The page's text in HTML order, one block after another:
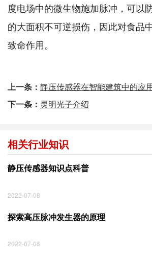
度电场中的微生物施加脉冲，可以
的大面积不可逆损伤，因此对食品
致命作用。
上一条： 静压传感器在智能建筑中的应
下一条： 灵明光子介绍
相关行业知识
静压传感器知识点科普
2022-07-08
探索高压脉冲发生器的原理
2022-07-08